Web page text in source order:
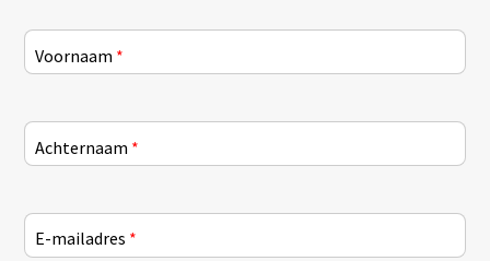
Voornaam *
Achternaam *
E-mailadres *